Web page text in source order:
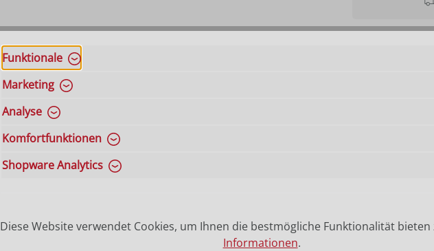
Funktionale
Marketing
Analyse
Komfortfunktionen
Shopware Analytics
Diese Website verwendet Cookies, um Ihnen die bestmögliche Funktionalität bieten
Informationen.